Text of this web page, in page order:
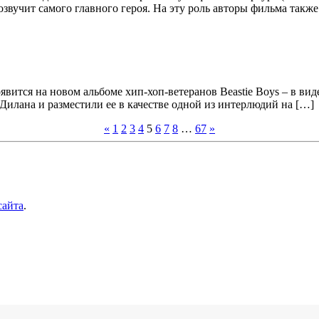
самого главного героя. На эту роль авторы фильма
на новом альбоме хип-хоп-ветеранов Beastie Boys – в
и разместили ее в качестве одной из интерлюдий на […]
« 1 2 3 4 5 6 7 8 … 67 »
.